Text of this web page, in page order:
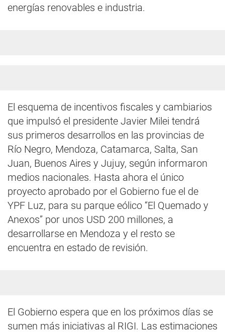
energías renovables e industria.
El esquema de incentivos fiscales y cambiarios
que impulsó el presidente Javier Milei tendrá
sus primeros desarrollos en las provincias de
Río Negro, Mendoza, Catamarca, Salta, San
Juan, Buenos Aires y Jujuy, según informaron
medios nacionales. Hasta ahora el único
proyecto aprobado por el Gobierno fue el de
YPF Luz, para su parque eólico “El Quemado y
Anexos” por unos USD 200 millones, a
desarrollarse en Mendoza y el resto se
encuentra en estado de revisión.
El Gobierno espera que en los próximos días se
sumen más iniciativas al RIGI. Las estimaciones